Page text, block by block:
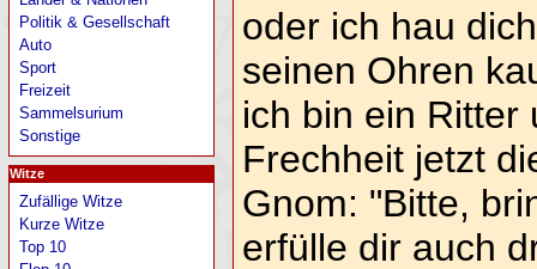
oder ich hau
seinen Ohren
ich bin ein Ritter
Frechheit jetzt
Gnom: "Bitte,
erfülle dir auch
Politik & Gesellschaft
Auto
Sport
Freizeit
Sammelsurium
Sonstige
Witze
Zufällige Witze
Kurze Witze
Top 10